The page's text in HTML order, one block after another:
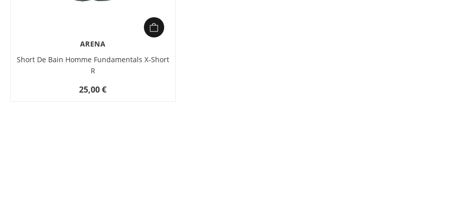
ARENA
Short De Bain Homme Fundamentals X-Short
R
25,00 €